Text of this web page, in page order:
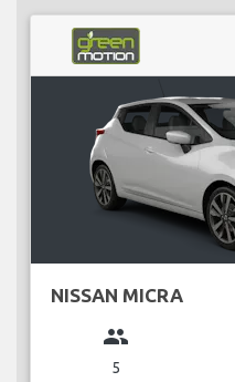
NISSAN MICRA
group
5